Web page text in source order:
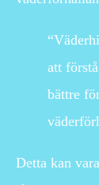
att
bättre
Detta kan